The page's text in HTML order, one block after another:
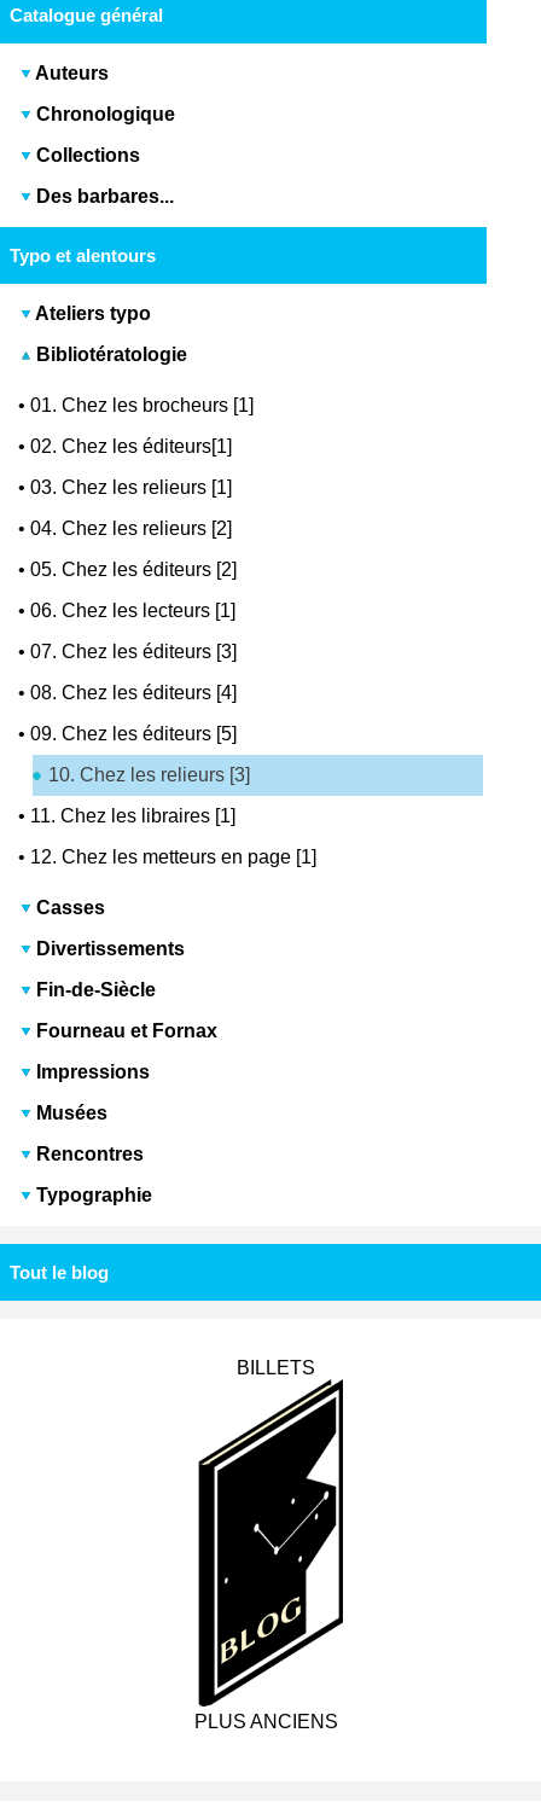
Catalogue général
Auteurs
Chronologique
Collections
Des barbares...
Typo et alentours
Ateliers typo
Bibliotératologie
•01. Chez les brocheurs [1]
•02. Chez les éditeurs[1]
•03. Chez les relieurs [1]
•04. Chez les relieurs [2]
•05. Chez les éditeurs [2]
•06. Chez les lecteurs [1]
•07. Chez les éditeurs [3]
•08. Chez les éditeurs [4]
•09. Chez les éditeurs [5]
10. Chez les relieurs [3]
• 11. Chez les libraires [1]
• 12. Chez les metteurs en page [1]
Casses
Divertissements
Fin-de-Siècle
Fourneau et Fornax
Impressions
Musées
Rencontres
Typographie
Tout le blog
BILLETS
PLUS ANCIENS